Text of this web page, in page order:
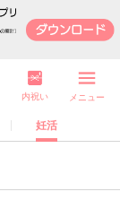
妊活
内祝い メニュー